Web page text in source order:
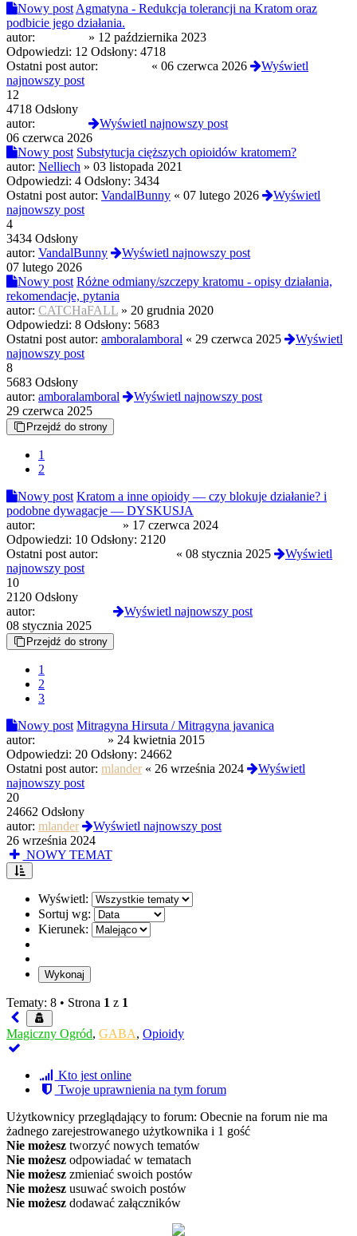
Nowy post Agmatyna - Redukcja tolerancji na Kratom oraz
podbicie jego działania.
autor:
» 12 października 2023
Odpowiedzi: 12 Odsłony: 4718
Ostatni post autor:
« 06 czerwca 2026
Wyświetl
najnowszy post
12
4718 Odsłony
autor:
Wyświetl najnowszy post
06 czerwca 2026
Nowy post Substytucja cięższych opioidów kratomem?
autor: Nelliech » 03 listopada 2021
Odpowiedzi: 4 Odsłony: 3434
Ostatni post autor: VandalBunny « 07 lutego 2026
Wyświetl
najnowszy post
4
3434 Odsłony
autor: VandalBunny
Wyświetl najnowszy post
07 lutego 2026
Nowy post Różne odmiany/szczepy kratomu - opisy działania,
rekomendacje, pytania
autor: CATCHaFALL » 20 grudnia 2020
Odpowiedzi: 8 Odsłony: 5683
Ostatni post autor: amboralamboral « 29 czerwca 2025
Wyświetl
najnowszy post
8
5683 Odsłony
autor: amboralamboral
Wyświetl najnowszy post
29 czerwca 2025
Przejdź do strony
1
2
Nowy post Kratom a inne opioidy — czy blokuje działanie? i
podobne dywagacje — DYSKUSJA
autor:
» 17 czerwca 2024
Odpowiedzi: 10 Odsłony: 2120
Ostatni post autor:
« 08 stycznia 2025
Wyświetl
najnowszy post
10
2120 Odsłony
autor:
Wyświetl najnowszy post
08 stycznia 2025
Przejdź do strony
1
2
3
Nowy post Mitragyna Hirsuta / Mitragyna javanica
autor:
» 24 kwietnia 2015
Odpowiedzi: 20 Odsłony: 24662
Ostatni post autor: mlander « 26 września 2024
Wyświetl
najnowszy post
20
24662 Odsłony
autor: mlander
Wyświetl najnowszy post
26 września 2024
NOWY TEMAT
Wyświetl:
Sortuj wg:
Kierunek:
Tematy: 8 • Strona 1 z 1
Magiczny Ogród, GABA, Opioidy
Kto jest online
Twoje uprawnienia na tym forum
Użytkownicy przeglądający to forum: Obecnie na forum nie ma
żadnego zarejestrowanego użytkownika i 1 gość
Nie możesz tworzyć nowych tematów
Nie możesz odpowiadać w tematach
Nie możesz zmieniać swoich postów
Nie możesz usuwać swoich postów
Nie możesz dodawać załączników